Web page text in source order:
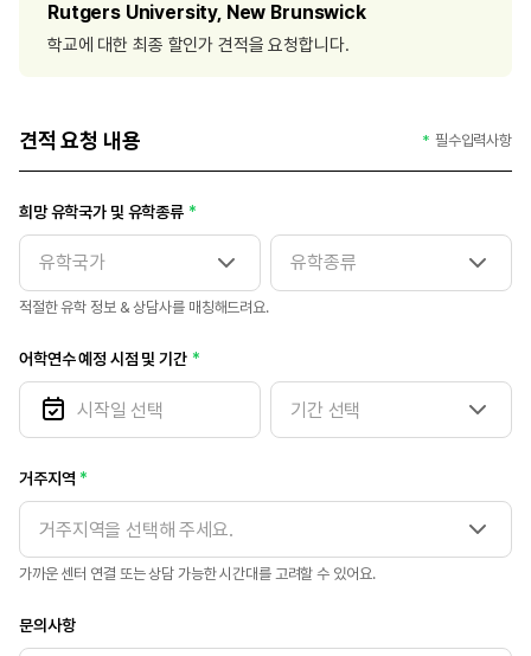
Rutgers University, New Brunswick
학교에 대한 최종 할인가 견적을 요청합니다.
견적 요청 내용 필수입력사항
희망 유학국가 및 유학종류
적절한 유학 정보 & 상담사를 매칭해드려요.
어학연수 예정 시점 및 기간
기간 선택
거주지역
거주지역을 선택해 주세요.
가까운 센터 연결 또는 상담 가능한 시간대를 고려할 수 있어요.
문의사항